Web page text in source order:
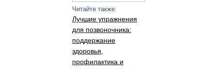
Читайте также:
Лучшие упражнения
для позвоночника:
поддержание
здоровья,
профилактика и